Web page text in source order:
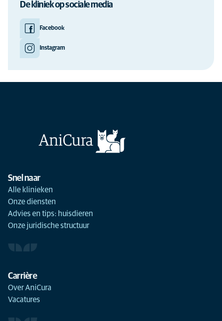
De kliniek op sociale media
Facebook
Instagram
Snel naar
Alle klinieken
Onze diensten
Advies en tips: huisdieren
Onze juridische structuur
Carrière
Over AniCura
Vacatures